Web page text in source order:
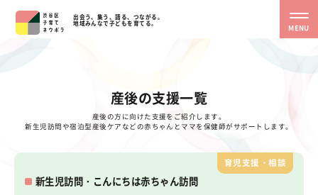
出会う、集う、語る、つながる。
地域みんなで子どもを育てる。
MENU
産後の支援一覧
産後の方に向けた支援をご紹介します。
新生児訪問や宿泊型産後ケアなどの赤ちゃんとママを保健師がサポートします。
新生児訪問・こんにちは赤ちゃん訪問
育児支援・相談